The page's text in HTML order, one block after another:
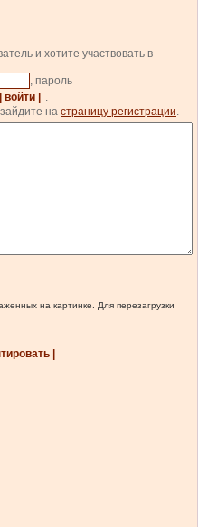
и хотите участвовать в
, пароль
| войти |
.
на страницу регистрации.
на картинке. Для перезагрузки
|